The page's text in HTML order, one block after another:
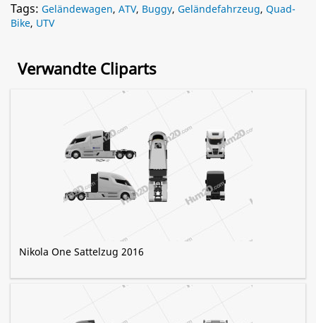
Tags: Geländewagen, ATV, Buggy, Geländefahrzeug, Quad-
Bike, UTV
Verwandte Cliparts
Nikola One Sattelzug 2016